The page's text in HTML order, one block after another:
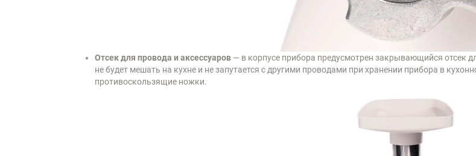
Отсек для провода и аксессуаров — в корпусе прибора предусмотрен закрывающийся отсек
не будет мешать на кухне и не запутается с другими проводами при хранении прибора в
противоскользящие ножки.